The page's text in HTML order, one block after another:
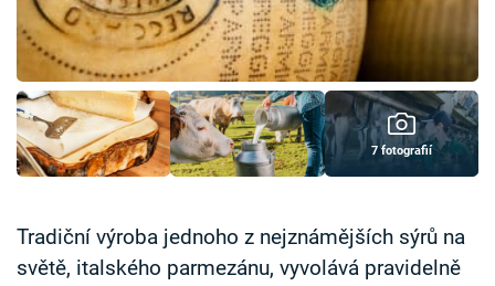
Časopis
Sledujte prima+
Přihlášení
Sledujte nás
7 fotografií
Tradiční výroba jednoho z nejznámějších sýrů na
světě, italského parmezánu, vyvolává pravidelně